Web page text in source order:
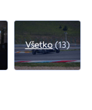
Všetko(13)